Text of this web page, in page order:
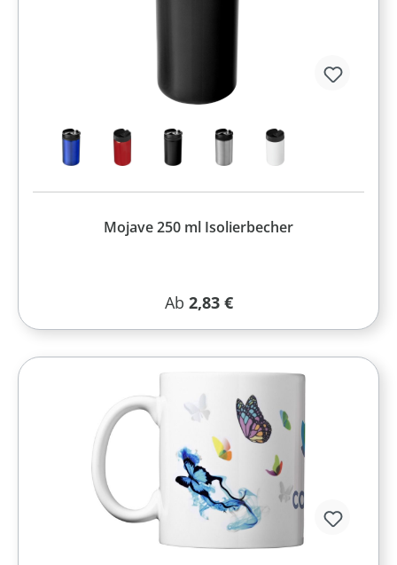
Mojave 250 ml Isolierbecher
Regulärer Preis:
Ab 2,83 €